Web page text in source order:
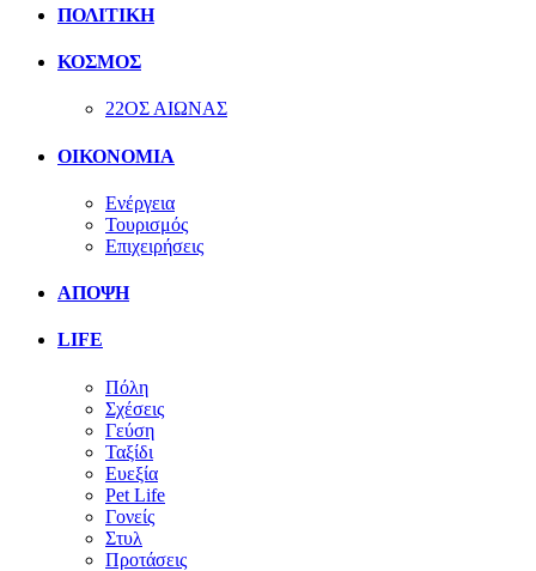
ΠΟΛΙΤΙΚΗ
ΚΟΣΜΟΣ
22ΟΣ ΑΙΩΝΑΣ
ΟΙΚΟΝΟΜΙΑ
Ενέργεια
Τουρισμός
Επιχειρήσεις
ΑΠΟΨΗ
LIFE
Πόλη
Σχέσεις
Γεύση
Ταξίδι
Ευεξία
Pet Life
Γονείς
Στυλ
Προτάσεις